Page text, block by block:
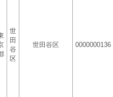
世
田
谷
区
世田谷区 0000000136